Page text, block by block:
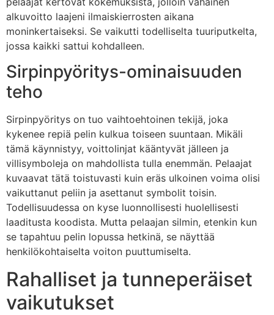
alkuvoitto laajeni ilmaiskierrosten aikana
moninkertaiseksi. Se vaikutti todelliselta tuuriputkelta,
jossa kaikki sattui kohdalleen.
Sirpinpyöritys-ominaisuuden
teho
Sirpinpyöritys on tuo vaihtoehtoinen tekijä, joka
kykenee repiä pelin kulkua toiseen suuntaan. Mikäli
tämä käynnistyy, voittolinjat kääntyvät jälleen ja
villisymboleja on mahdollista tulla enemmän. Pelaajat
kuvaavat tätä toistuvasti kuin eräs ulkoinen voima olisi
vaikuttanut peliin ja asettanut symbolit toisin.
Todellisuudessa on kyse luonnollisesti huolellisesti
laaditusta koodista. Mutta pelaajan silmin, etenkin kun
se tapahtuu pelin lopussa hetkinä, se näyttää
henkilökohtaiselta voiton puuttumiselta.
Rahalliset ja tunneperäiset
vaikutukset